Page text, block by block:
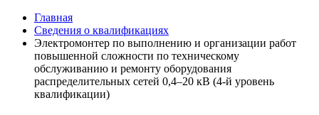
Главная
Сведения о квалификациях
Электромонтер по выполнению и организации работ
повышенной сложности по техническому
обслуживанию и ремонту оборудования
распределительных сетей 0,4–20 кВ (4-й уровень
квалификации)